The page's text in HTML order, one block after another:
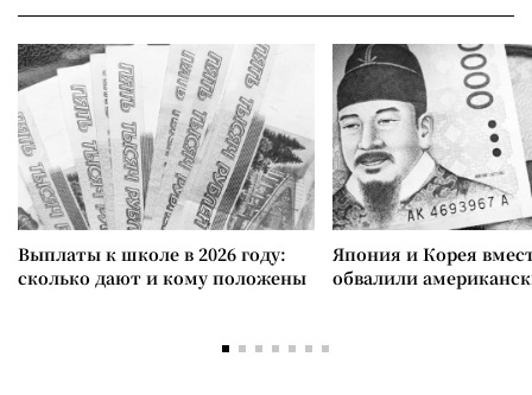
Выплаты к школе в 2026 году:
сколько дают и кому положены
Япония и Корея
обвалили